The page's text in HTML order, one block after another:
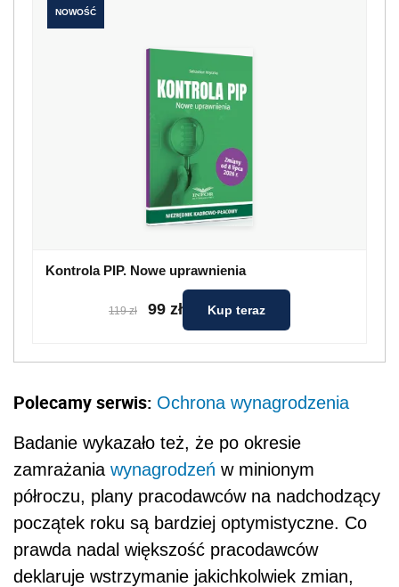
NOWOŚĆ
Kontrola PIP. Nowe uprawnienia
119 zł 99 zł Kup teraz
Polecamy serwis: Ochrona wynagrodzenia
Badanie wykazało też, że po okresie
zamrażania wynagrodzeń w minionym
półroczu, plany pracodawców na nadchodzący
początek roku są bardziej optymistyczne. Co
prawda nadal większość pracodawców
deklaruje wstrzymanie jakichkolwiek zmian,